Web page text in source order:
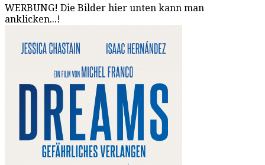
WERBUNG! Die Bilder hier unten kann man
anklicken...!